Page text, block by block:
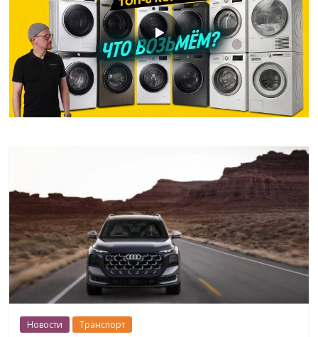
Новости Транспорт